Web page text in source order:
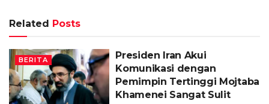
Related Posts
BERITA
Presiden Iran Akui
Komunikasi dengan
Pemimpin Tertinggi Mojtaba
Khamenei Sangat Sulit